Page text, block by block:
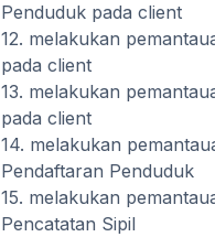
Penduduk pada client
12. melakukan
pada client
13. melakukan
pada client
14. melakukan
Pendaftaran Penduduk
15. melakukan
Pencatatan Sipil